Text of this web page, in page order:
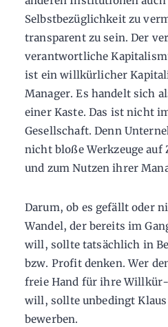
Selbstbezüglichkeit zu
transparent zu sein. Der
verantwortliche
ist ein willkürlicher
Manager. Es handelt sich
einer Kaste. Das ist nicht
Gesellschaft. Denn
nicht bloße Werkzeuge auf
und zum Nutzen ihrer
Darum, ob es gefällt oder
Wandel, der bereits im
will, sollte tatsächlich in
bzw. Profit denken. Wer
freie Hand für ihre
will, sollte unbedingt Klaus
bewerben.